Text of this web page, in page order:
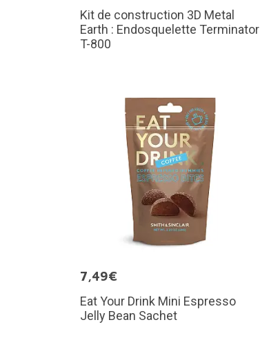
Kit de construction 3D Metal
Earth : Endosquelette Terminator
T-800
7,49€
Eat Your Drink Mini Espresso
Jelly Bean Sachet